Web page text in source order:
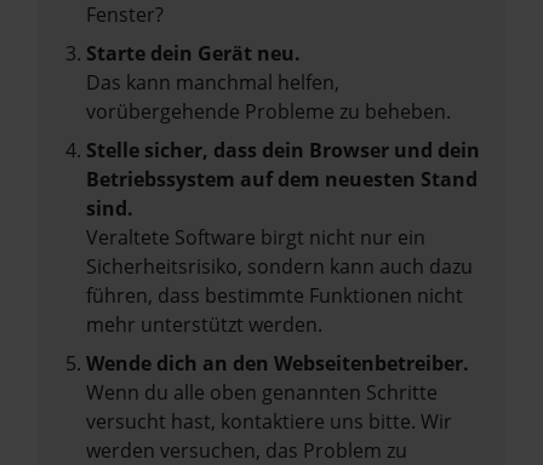
Fenster?
Starte dein Gerät neu.
Das kann manchmal helfen,
vorübergehende Probleme zu beheben.
Stelle sicher, dass dein Browser und dein
Betriebssystem auf dem neuesten Stand
sind.
Veraltete Software birgt nicht nur ein
Sicherheitsrisiko, sondern kann auch dazu
führen, dass bestimmte Funktionen nicht
mehr unterstützt werden.
Wende dich an den Webseitenbetreiber.
Wenn du alle oben genannten Schritte
versucht hast, kontaktiere uns bitte. Wir
werden versuchen, das Problem zu